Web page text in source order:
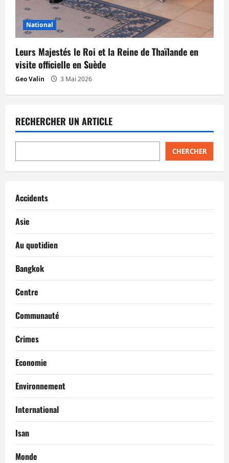
National
Leurs Majestés le Roi et la Reine de Thaïlande en
visite officielle en Suède
Geo Valin 3 Mai 2026
RECHERCHER UN ARTICLE
CHERCHER
Accidents
Asie
Au quotidien
Bangkok
Centre
Communauté
Crimes
Economie
Environnement
International
Isan
Monde